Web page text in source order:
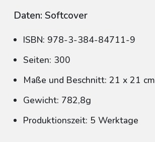
Daten: Softcover
ISBN: 978-3-384-84711-9
Seiten: 300
Maße und Beschnitt: 21 x 21 cm
Gewicht: 782,8g
Produktionszeit: 5 Werktage